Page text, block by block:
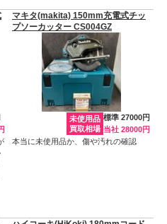
マキタ(makita) 150mm充電式チッ
プソーカッター CS004GZ
未使用品
買取相場
標準 27000円
当社 28000円
本当に未使用品か、傷や汚れの確認